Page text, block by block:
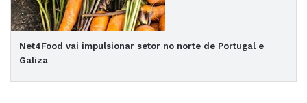
Net4Food vai impulsionar setor no norte de Portugal e
Galiza